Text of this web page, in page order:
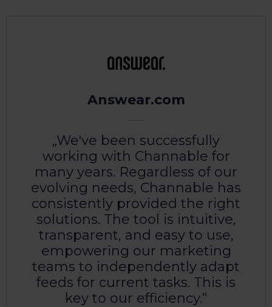
Answear.com
We've been successfully
working with Channable for
many years. Regardless of our
evolving needs, Channable has
consistently provided the right
solutions. The tool is intuitive,
transparent, and easy to use,
empowering our marketing
teams to independently adapt
feeds for current tasks. This is
key to our efficiency.